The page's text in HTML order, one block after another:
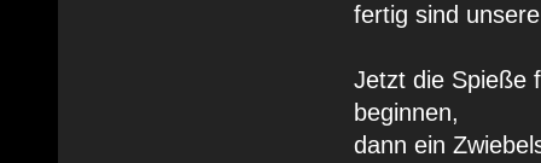
fertig sind
Jetzt die Spieße
beginnen,
dann ein